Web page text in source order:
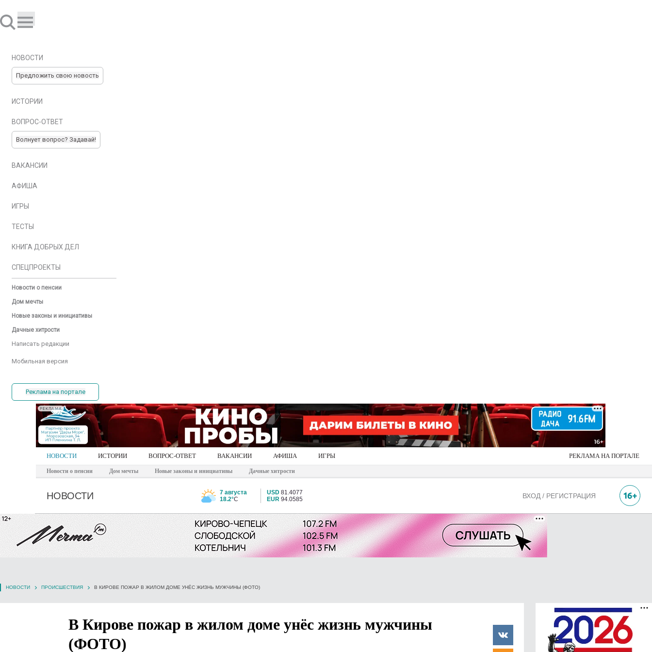
НОВОСТИ
Предложить свою новость
ИСТОРИИ
ВОПРОС-ОТВЕТ
Волнует вопрос? Задавай!
ВАКАНСИИ
АФИША
ИГРЫ
ТЕСТЫ
КНИГА ДОБРЫХ ДЕЛ
СПЕЦПРОЕКТЫ
Новости о пенсии
Дом мечты
Новые законы и инициативы
Дачные хитрости
Написать редакции
Мобильная версия
Реклама на портале
РЕКЛАМА
НОВОСТИ ИСТОРИИ ВОПРОС-ОТВЕТ ВАКАНСИИ АФИША ИГРЫ РЕКЛАМА НА ПОРТАЛЕ
Новости о пенсии Дом мечты Новые законы и инициативы Дачные хитрости
НОВОСТИ
7 августа
18.2°C
USD 81.4077
EUR 94.0585 ВХОД / РЕГИСТРАЦИЯ
НОВОСТИ ПРОИСШЕСТВИЯ В КИРОВЕ ПОЖАР В ЖИЛОМ ДОМЕ УНЁС ЖИЗНЬ МУЖЧИНЫ (ФОТО)
В Кирове пожар в жилом доме унёс жизнь мужчины
(ФОТО)